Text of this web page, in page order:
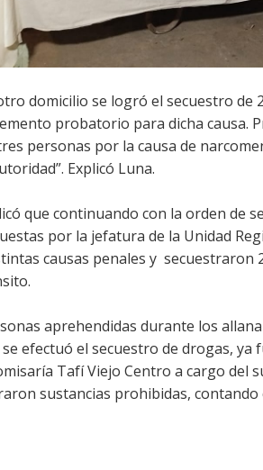
domicilio se logró el secuestro de
probatorio para dicha causa.
personas por la causa de
Explicó Luna.
que continuando con la orden de
por la jefatura de la Unidad
causas penales y secuestraron
aprehendidas durante los
efectuó el secuestro de drogas, ya
Tafí Viejo Centro a cargo del
sustancias prohibidas,